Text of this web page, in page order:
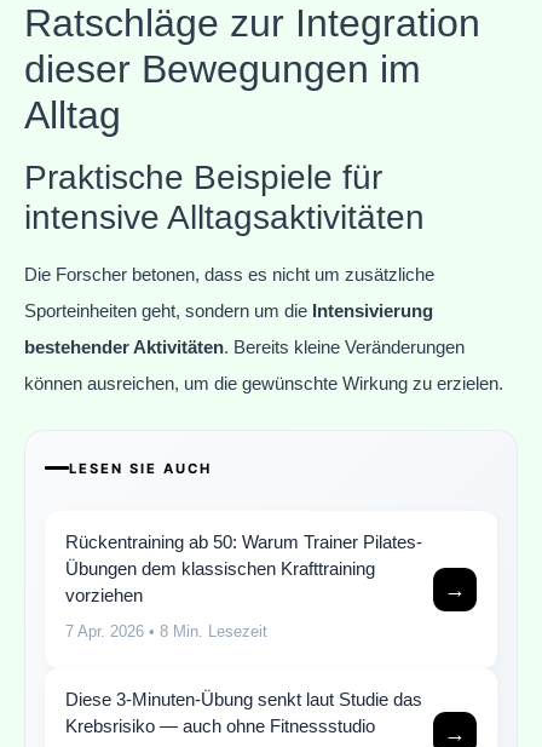
Ratschläge zur Integration
dieser Bewegungen im
Alltag
Praktische Beispiele für
intensive Alltagsaktivitäten
Die Forscher betonen, dass es nicht um zusätzliche
Sporteinheiten geht, sondern um die Intensivierung
bestehender Aktivitäten. Bereits kleine Veränderungen
können ausreichen, um die gewünschte Wirkung zu erzielen.
LESEN SIE AUCH
Rückentraining ab 50: Warum Trainer Pilates-
Übungen dem klassischen Krafttraining
vorziehen
7 Apr. 2026 • 8 Min. Lesezeit
→
Diese 3-Minuten-Übung senkt laut Studie das
Krebsrisiko — auch ohne Fitnessstudio
→